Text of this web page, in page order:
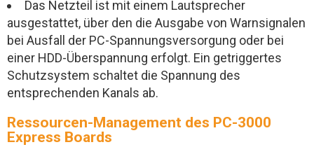
Das Netzteil ist mit einem Lautsprecher
ausgestattet, über den die Ausgabe von Warnsignalen
bei Ausfall der PC-Spannungsversorgung oder bei
einer HDD-Überspannung erfolgt. Ein getriggertes
Schutzsystem schaltet die Spannung des
entsprechenden Kanals ab.
Ressourcen-Management des PC-3000
Express Boards